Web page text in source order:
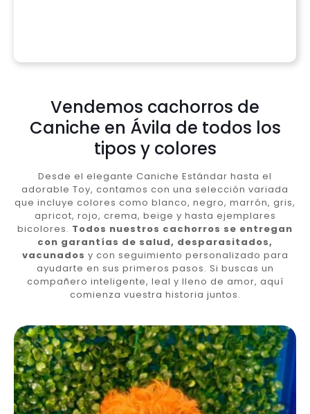
Vendemos cachorros de
Caniche en Ávila de todos los
tipos y colores
Desde el elegante Caniche Estándar hasta el
adorable Toy, contamos con una selección variada
que incluye colores como blanco, negro, marrón, gris,
apricot, rojo, crema, beige y hasta ejemplares
bicolores. Todos nuestros cachorros se entregan
con garantías de salud, desparasitados,
vacunados y con seguimiento personalizado para
ayudarte en sus primeros pasos. Si buscas un
compañero inteligente, leal y lleno de amor, aquí
comienza vuestra historia juntos.